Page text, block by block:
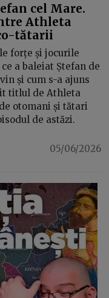
cel Mare.
Athleta
tătarii
forțe și jocurile
a baleiat Ștefan de
și cum s-a ajuns
titlul de Athleta
otomani și tătari
de astăzi.
05/06/2026